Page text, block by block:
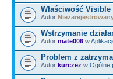
Właściwość
Autor
Wstrzymanie
Autor mate006 w
Problem z
Autor kurczez w Ogólne